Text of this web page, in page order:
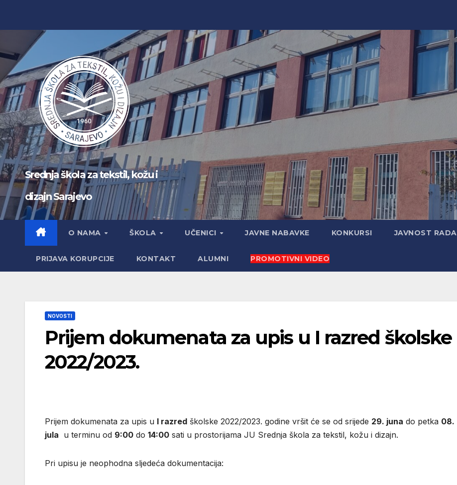
Srednja škola za tekstil, kožu i
dizajn Sarajevo
O NAMA ŠKOLA UČENICI JAVNE NABAVKE KONKURSI JAVNOST RADA
PRIJAVA KORUPCIJE KONTAKT ALUMNI PROMOTIVNI VIDEO
NOVOSTI
Prijem dokumenata za upis u I razred školske
2022/2023.
Prijem dokumenata za upis u I razred školske 2022/2023. godine vršit će se od srijede 29. juna do petka 08.
jula u terminu od 9:00 do 14:00 sati u prostorijama JU Srednja škola za tekstil, kožu i dizajn.
Pri upisu je neophodna sljedeća dokumentacija: